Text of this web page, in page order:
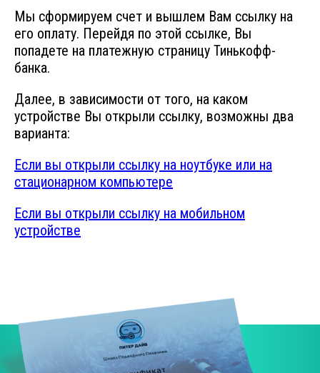
Master Scuba Diver
Divemaster
Assistant Instructor
Deep Diver
Dry Suit
Enriched Air Diver
Ice Diver
Peak Performance Buoyancy
Почему мы
Мы сформируем счет и вышлем Вам ссылку на
его оплату. Перейдя по этой ссылке, Вы
попадете на платежную страницу Тинькофф-
банка.
Далее, в зависимости от того, на каком
устройстве Вы открыли ссылку, возможны два
варианта:
Если вы открыли ссылку на ноутбуке или на
стационарном компьютере
Если вы открыли ссылку на мобильном
устройстве